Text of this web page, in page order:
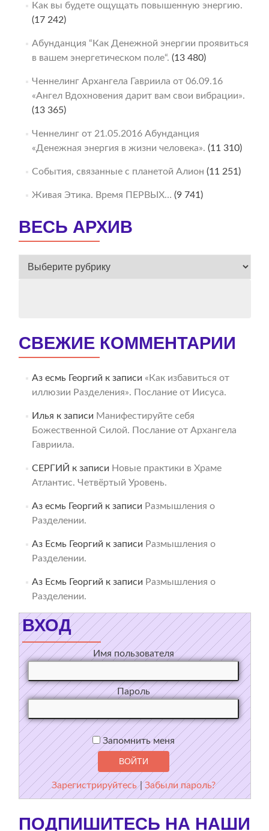
Как вы будете ощущать повышенную энергию.
(17 242)
Абунданция “Как Денежной энергии проявиться
в вашем энергетическом поле“. (13 480)
Ченнелинг Архангела Гавриила от 06.09.16
«Ангел Вдохновения дарит вам свои вибрации».
(13 365)
Ченнелинг от 21.05.2016 Абунданция
«Денежная энергия в жизни человека». (11 310)
События, связанные с планетой Алион (11 251)
Живая Этика. Время ПЕРВЫХ… (9 741)
ВЕСЬ АРХИВ
ВЕСЬ
СВЕЖИЕ КОММЕНТАРИИ
Аз есмь Георгий к записи «Как избавиться от
иллюзии Разделения». Послание от Иисуса.
Илья к записи Манифестируйте себя
Божественной Силой. Послание от Архангела
Гавриила.
СЕРГИЙ к записи Новые практики в Храме
Атлантис. Четвёртый Уровень.
Аз есмь Георгий к записи Размышления о
Разделении.
Аз Есмь Георгий к записи Размышления о
Разделении.
Аз Есмь Георгий к записи Размышления о
Разделении.
ВХОД
Имя пользователя
Пароль
Запомнить меня
Зарегистрируйтесь |Забыли пароль?
ПОДПИШИТЕСЬ НА НАШИ